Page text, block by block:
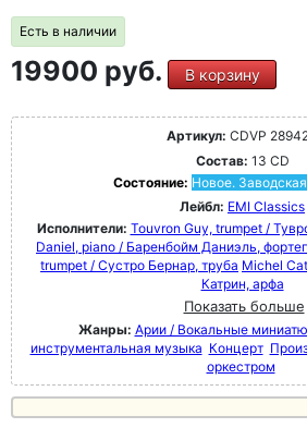
Есть в наличии
19900 руб. В корзину
Артикул: CDVP
Состав: 13 CD
Состояние: Новое.
Лейбл: EMI Classics
Исполнители: Touvron Guy, trumpet /
Daniel, piano / Баренбойм Даниэль,
trumpet / Сустро Бернар, труба Michel
Катрин, арфа
Показать больше
Жанры: Арии / Вокальные
инструментальная музыка Концерт
оркестром